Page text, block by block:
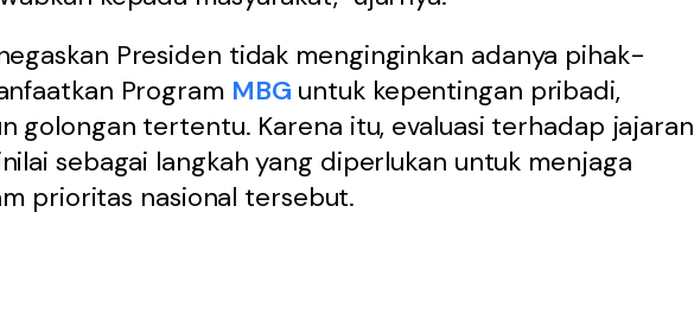
Presiden tidak menginginkan adanya pihak-
Program MBG untuk kepentingan pribadi,
golongan tertentu. Karena itu, evaluasi terhadap jajaran
sebagai langkah yang diperlukan untuk menjaga
prioritas nasional tersebut.